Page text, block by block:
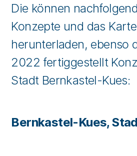
Die können
Konzepte und das
herunterladen, ebenso
2022 fertiggestellt
Stadt Bernkastel-Kues:
Bernkastel-Kues,